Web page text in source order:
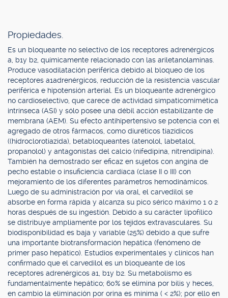
Propiedades.
Es un bloqueante no selectivo de los receptores adrenérgicos
a, b1y b2, químicamente relacionado con las ariletanolaminas.
Produce vasodilatación periférica debido al bloqueo de los
receptores a1adrenérgicos, reducción de la resistencia vascular
periférica e hipotensión arterial. Es un bloqueante adrenérgico
no cardioselectivo, que carece de actividad simpaticomimética
intrínseca (ASI) y sólo posee una débil acción estabilizante de
membrana (AEM). Su efecto antihipertensivo se potencia con el
agregado de otros fármacos, como diuréticos tiazídicos
((hidroclorotiazida), betabloqueantes (atenolol, labetalol,
propanolol) y antagonistas del calcio (nifedipina, nitrendipina).
También ha demostrado ser eficaz en sujetos con angina de
pecho estable o insuficiencia cardíaca (clase II o III) con
mejoramiento de los diferentes parámetros hemodinámicos.
Luego de su administración por vía oral, el carvedilol se
absorbe en forma rápida y alcanza su pico sérico máximo 1 o 2
horas después de su ingestión. Debido a su carácter lipofílico
se distribuye ampliamente por los tejidos extravasculares. Su
biodisponibilidad es baja y variable (25%) debido a que sufre
una importante biotransformación hepática (fenómeno de
primer paso hepático). Estudios experimentales y clínicos han
confirmado que el carvedilol es un bloqueante de los
receptores adrenérgicos a1, b1y b2. Su metabolismo es
fundamentalmente hepático; 60% se elimina por bilis y heces,
en cambio la eliminación por orina es mínima ( < 2%); por ello en